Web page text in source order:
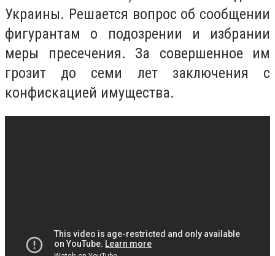
Украины. Решается вопрос об сообщении
фигурантам о подозрении и избрании
меры пресечения. За совершенное им
грозит до семи лет заключения с
конфискацией имущества.